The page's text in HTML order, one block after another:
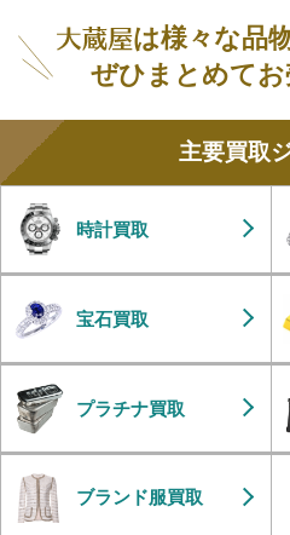
は様々な品
ぜひまとめて
主要買取
時計買取
宝石買取
プラチナ買取
ブランド服買取